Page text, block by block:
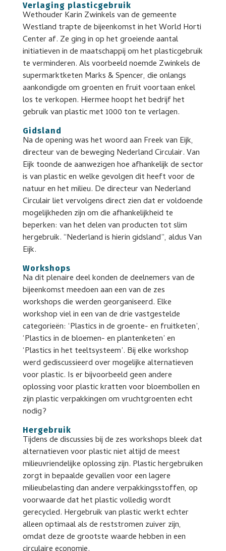
Verlaging plasticgebruik
Wethouder Karin Zwinkels van de gemeente
Westland trapte de bijeenkomst in het World Horti
Center af. Ze ging in op het groeiende aantal
initiatieven in de maatschappij om het plasticgebruik
te verminderen. Als voorbeeld noemde Zwinkels de
supermarktketen Marks & Spencer, die onlangs
aankondigde om groenten en fruit voortaan enkel
los te verkopen. Hiermee hoopt het bedrijf het
gebruik van plastic met 1000 ton te verlagen.
Gidsland
Na de opening was het woord aan Freek van Eijk,
directeur van de beweging Nederland Circulair. Van
Eijk toonde de aanwezigen hoe afhankelijk de sector
is van plastic en welke gevolgen dit heeft voor de
natuur en het milieu. De directeur van Nederland
Circulair liet vervolgens direct zien dat er voldoende
mogelijkheden zijn om die afhankelijkheid te
beperken: van het delen van producten tot slim
hergebruik. “Nederland is hierin gidsland”, aldus Van
Eijk.
Workshops
Na dit plenaire deel konden de deelnemers van de
bijeenkomst meedoen aan een van de zes
workshops die werden georganiseerd. Elke
workshop viel in een van de drie vastgestelde
categorieën: ‘Plastics in de groente- en fruitketen’,
‘Plastics in de bloemen- en plantenketen’ en
‘Plastics in het teeltsysteem’. Bij elke workshop
werd gediscussieerd over mogelijke alternatieven
voor plastic. Is er bijvoorbeeld geen andere
oplossing voor plastic kratten voor bloembollen en
zijn plastic verpakkingen om vruchtgroenten echt
nodig?
Hergebruik
Tijdens de discussies bij de zes workshops bleek dat
alternatieven voor plastic niet altijd de meest
milieuvriendelijke oplossing zijn. Plastic hergebruiken
zorgt in bepaalde gevallen voor een lagere
milieubelasting dan andere verpakkingsstoffen, op
voorwaarde dat het plastic volledig wordt
gerecycled. Hergebruik van plastic werkt echter
alleen optimaal als de reststromen zuiver zijn,
omdat deze de grootste waarde hebben in een